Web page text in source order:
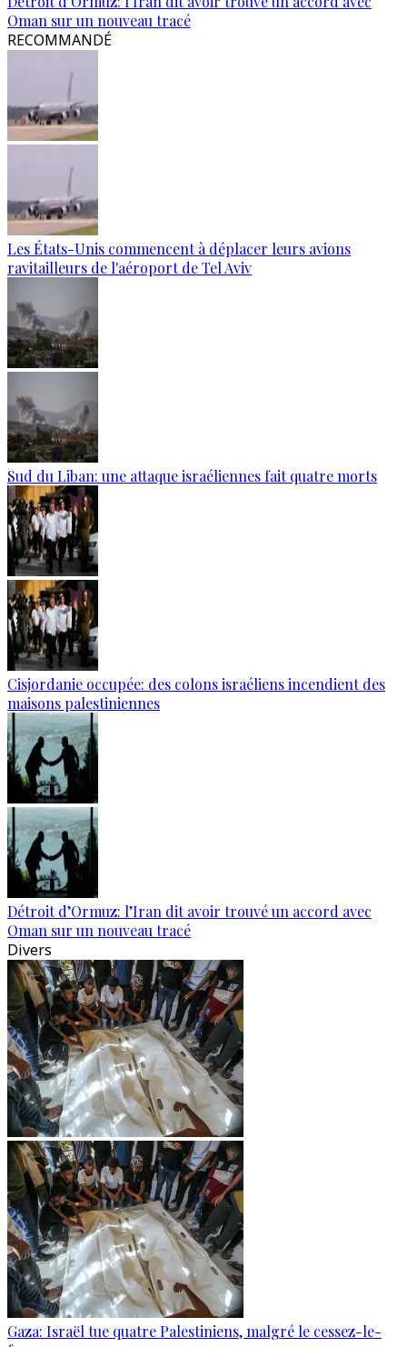
Oman sur un nouveau tracé
RECOMMANDÉ
Les États-Unis commencent à déplacer leurs avions
ravitailleurs de l'aéroport de Tel Aviv
Sud du Liban: une attaque israéliennes fait quatre morts
Cisjordanie occupée: des colons israéliens incendient des
maisons palestiniennes
Détroit d’Ormuz: l’Iran dit avoir trouvé un accord avec
Oman sur un nouveau tracé
Divers
Gaza: Israël tue quatre Palestiniens, malgré le cessez-le-